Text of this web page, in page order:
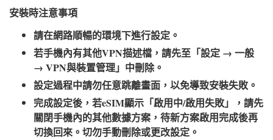
安裝時注意事項​
請在網路順暢的環境下進行設定。
若手機內有其他VPN描述檔，請先至「設定 → 一般
→ VPN與裝置管理」中刪除。
設定過程中請勿任意跳離畫面，以免導致安裝失敗。
完成設定後，若eSIM顯示「啟用中/啟用失敗」，請先
關閉手機內的其他數據方案，待新方案啟用完成後再
切換回來。切勿手動刪除或更改設定。